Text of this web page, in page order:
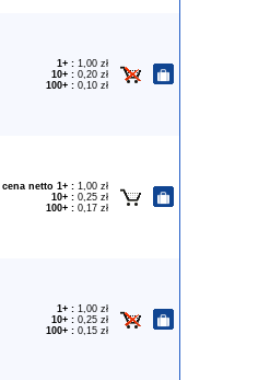
1+ : 1,00 zł
10+ : 0,20 zł
100+ : 0,10 zł
cena netto 1+ : 1,00 zł
10+ : 0,25 zł
100+ : 0,17 zł
1+ : 1,00 zł
10+ : 0,25 zł
100+ : 0,15 zł